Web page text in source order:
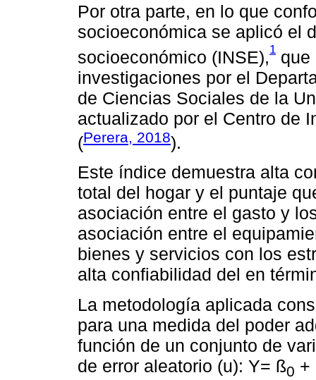
Por otra parte, en lo que
socioeconómica se aplicó el
socioeconómico (INSE),1 que
investigaciones por el
de Ciencias Sociales de la
actualizado por el Centro de
(Perera, 2018).
Este índice demuestra alta
total del hogar y el puntaje
asociación entre el gasto y
asociación entre el
bienes y servicios con los
alta confiabilidad del en
La metodología aplicada
para una medida del poder
función de un conjunto de
de error aleatorio (u): Y= ß0 +